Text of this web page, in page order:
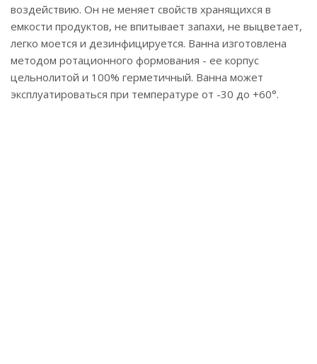
воздействию. Он не меняет свойств хранящихся в
емкости продуктов, не впитывает запахи, не выцветает,
легко моется и дезинфицируется. Ванна изготовлена
методом ротационного формования - ее корпус
цельнолитой и 100% герметичный. Ванна может
эксплуатироваться при температуре от -30 до +60°.